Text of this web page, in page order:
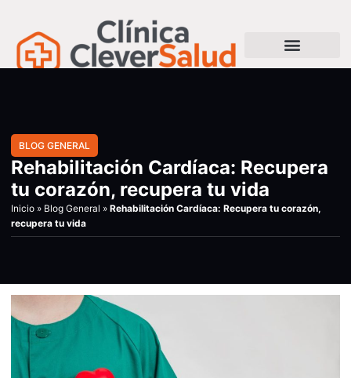
BLOG GENERAL
Rehabilitación Cardíaca: Recupera
tu corazón, recupera tu vida
Inicio » Blog General » Rehabilitación Cardíaca: Recupera tu corazón,
recupera tu vida